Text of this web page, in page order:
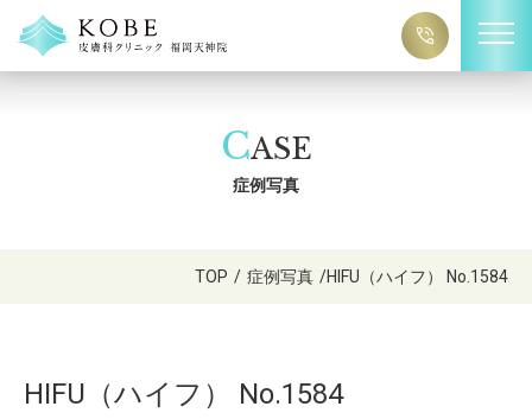
CASE
症例写真
TOP / 症例写真 /HIFU（ハイフ） No.1584
HIFU（ハイフ） No.1584